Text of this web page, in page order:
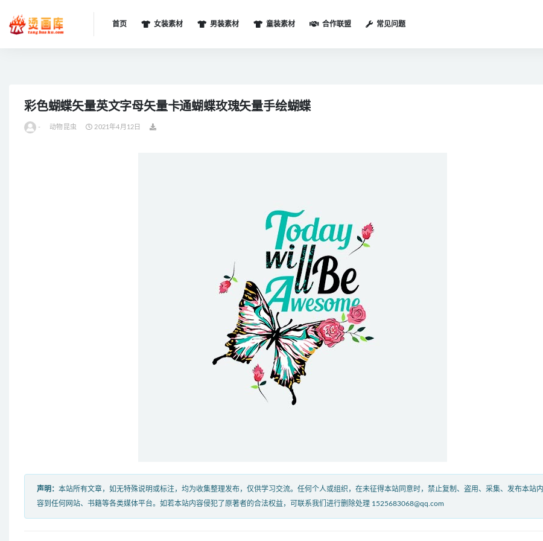
首页 女装素材 男装素材 童装素材 合作联盟 常见问题
彩色蝴蝶矢量英文字母矢量卡通蝴蝶玫瑰矢量手绘蝴蝶
- 动物昆虫 2021年4月12日
声明： 本站所有文章，如无特殊说明或标注，均为收集整理发布，仅供学习交流。任何个人或组织，在未征得本站同意时，禁止复制、盗用、采集、发布本站内
容到任何网站、书籍等各类媒体平台。如若本站内容侵犯了原著者的合法权益，可联系我们进行删除处理 1525683068@qq.com